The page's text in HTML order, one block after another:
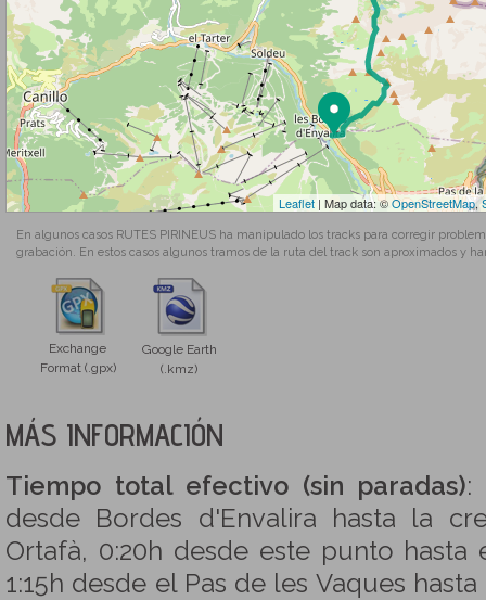
Leaflet | Map data: ©OpenStreetMap,
En algunos casos RUTES PIRINEUS ha manipulado los tracks para corregir
grabación. En estos casos algunos tramos de la ruta del track son aproximados y
Exchange
Format (.gpx)
Google Earth
(.kmz)
MÁS INFORMACIÓN
Tiempo total efectivo (sin paradas):
desde Bordes d'Envalira hasta la
Ortafà, 0:20h desde este punto hasta
1:15h desde el Pas de les Vaques